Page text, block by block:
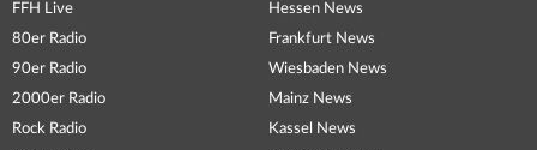
FFH Live
80er Radio
90er Radio
2000er Radio
Rock Radio
Hessen News
Frankfurt News
Wiesbaden News
Mainz News
Kassel News